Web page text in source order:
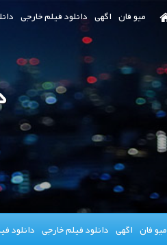
میو فان اگهی دانلود فیلم خارجی
میو فان اگهی دانلود فیلم خارجی دانلود